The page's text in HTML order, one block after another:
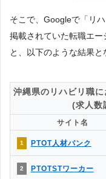
そこで、Googleで「リ
掲載されていた転職エ
と、以下のような結果と
沖縄県のリハビリ職
(求人数
サイト名
1 PTOT人材バンク
2 PTOTSTワーカー